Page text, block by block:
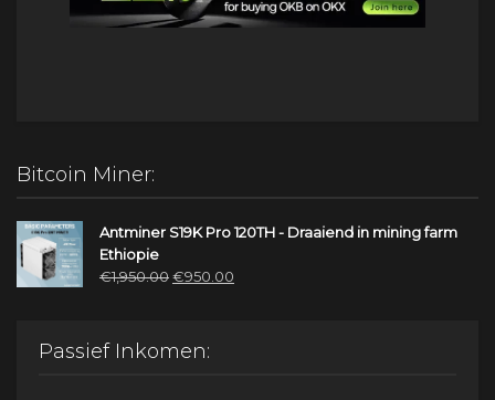
Bitcoin Miner:
Antminer S19K Pro 120TH - Draaiend in mining farm
Ethiopie
€1,950.00Oorspronkelijke
€950.00
Passief Inkomen: